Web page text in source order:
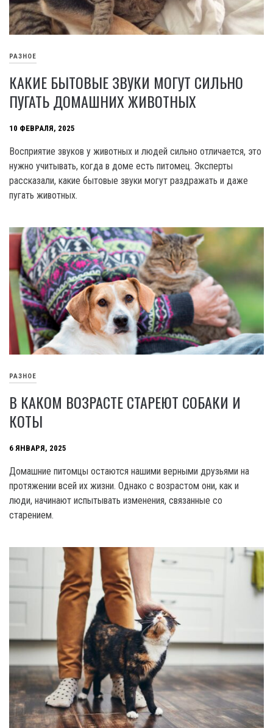
РАЗНОЕ
КАКИЕ БЫТОВЫЕ ЗВУКИ МОГУТ СИЛЬНО
ПУГАТЬ ДОМАШНИХ ЖИВОТНЫХ
10 ФЕВРАЛЯ, 2025
Восприятие звуков у животных и людей сильно отличается, это
нужно учитывать, когда в доме есть питомец. Эксперты
рассказали, какие бытовые звуки могут раздражать и даже
пугать животных.
РАЗНОЕ
В КАКОМ ВОЗРАСТЕ СТАРЕЮТ СОБАКИ И
КОТЫ
6 ЯНВАРЯ, 2025
Домашние питомцы остаются нашими верными друзьями на
протяжении всей их жизни. Однако с возрастом они, как и
люди, начинают испытывать изменения, связанные со
старением.